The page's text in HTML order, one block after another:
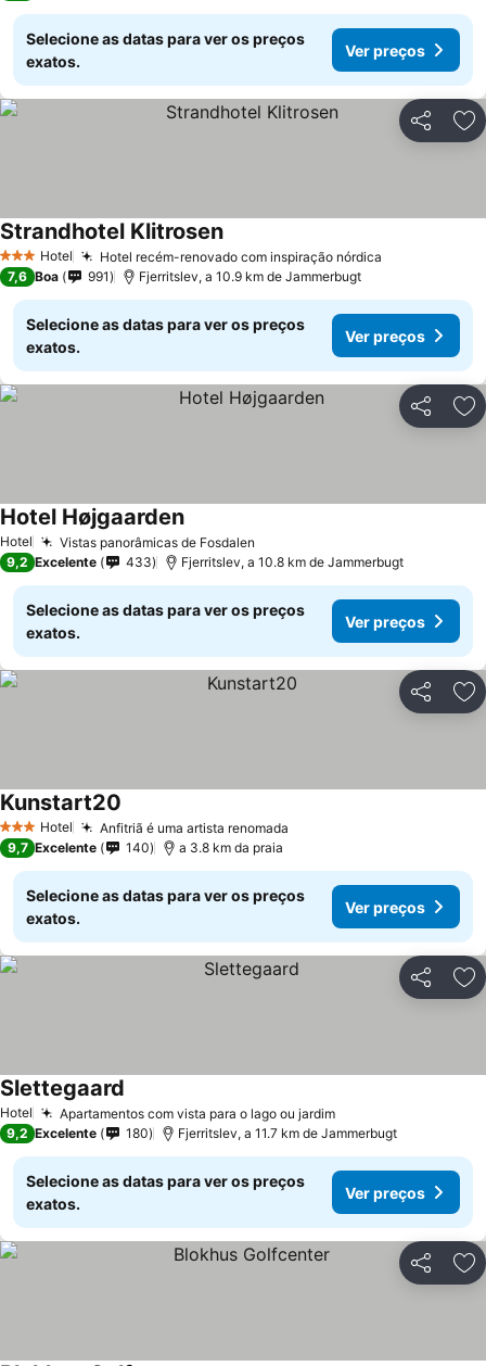
Selecione as datas para ver os preços
exatos.
Ver preços
Partilhar
3 EstrelasHotel Hotel recém-renovado com inspiração nórdica
Strandhotel Klitrosen
7,6 Boa 991 Fjerritslev, a 10.9 km de Jammerbugt
Selecione as datas para ver os preços
exatos.
Ver preços
Partilhar
Hotel Vistas panorâmicas de Fosdalen
Hotel Højgaarden
9,2 Excelente 433 Fjerritslev, a 10.8 km de Jammerbugt
Selecione as datas para ver os preços
exatos.
Ver preços
Partilhar
3 EstrelasHotel Anfitriã é uma artista renomada
Kunstart20
9,7 Excelente 140 a 3.8 km da praia
Selecione as datas para ver os preços
exatos.
Ver preços
Partilhar
Hotel Apartamentos com vista para o lago ou jardim
Slettegaard
9,2 Excelente 180 Fjerritslev, a 11.7 km de Jammerbugt
Selecione as datas para ver os preços
exatos.
Ver preços
Partilhar